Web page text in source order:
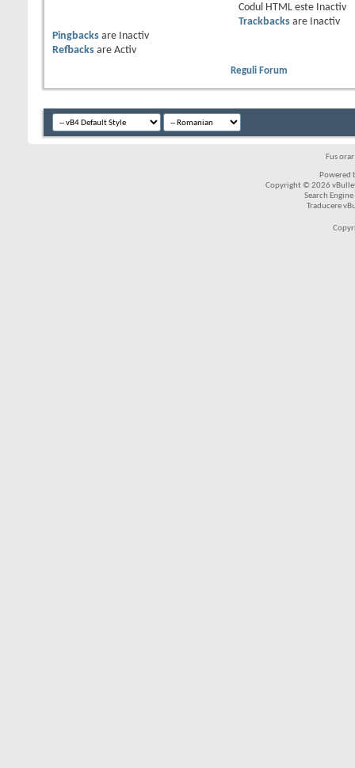
Codul HTML este
Inactiv
Trackbacksare
Inactiv
Pingbacks are
Inactiv
Refbacks are Activ
Reguli Forum
Fus
Powered
Copyright © 2026
Search
Traducere